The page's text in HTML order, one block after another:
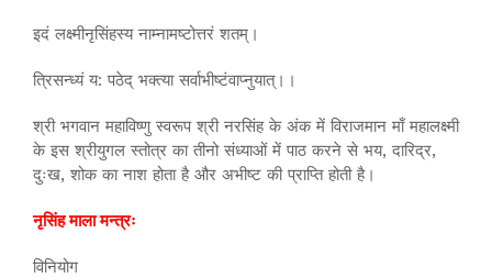
इदं लक्ष्मीनृसिंहस्य नाम्नामष्टोत्तरं शतम्।
त्रिसन्ध्यं य: पठेद् भक्त्या सर्वाभीष्टंवाप्नुयात्।।
श्री भगवान महाविष्णु स्वरूप श्री नरसिंह के अंक में विराजमान माँ महालक्ष्मी
के इस श्रीयुगल स्तोत्र का तीनो संध्याओं में पाठ करने से भय, दारिद्र,
दुःख, शोक का नाश होता है और अभीष्ट की प्राप्ति होती है।
नृसिंह माला मन्त्रः
विनियोग